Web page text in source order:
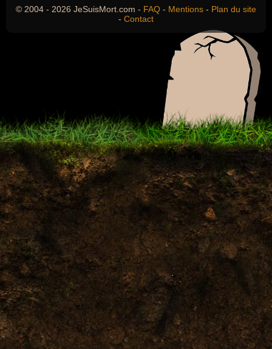
© 2004 - 2026 JeSuisMort.com - FAQ - Mentions - Plan du site
- Contact